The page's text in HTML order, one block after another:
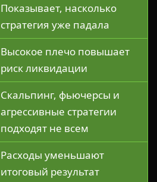
Показывает, насколько
стратегия уже падала
Высокое плечо повышает
риск ликвидации
Скальпинг, фьючерсы и
агрессивные стратегии
подходят не всем
Расходы уменьшают
итоговый результат